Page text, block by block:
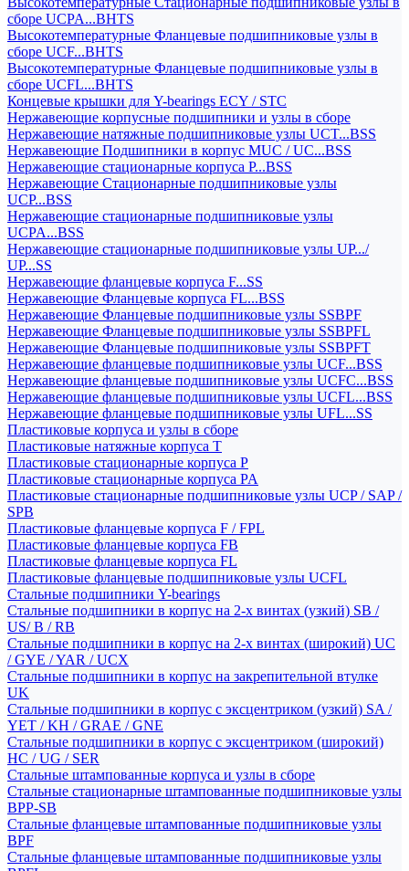
сборе UCPA...BHTS
Высокотемпературные Фланцевые подшипниковые узлы в
сборе UCF...BHTS
Высокотемпературные Фланцевые подшипниковые узлы в
сборе UCFL...BHTS
Концевые крышки для Y-bearings ECY / STC
Нержавеющие корпусные подшипники и узлы в сборе
Нержавеющие натяжные подшипниковые узлы UCT...BSS
Нержавеющие Подшипники в корпус MUC / UC...BSS
Нержавеющие стационарные корпуса P...BSS
Нержавеющие Стационарные подшипниковые узлы
UCP...BSS
Нержавеющие стационарные подшипниковые узлы
UCPA...BSS
Нержавеющие стационарные подшипниковые узлы UP.../
UP...SS
Нержавеющие фланцевые корпуса F...SS
Нержавеющие Фланцевые корпуса FL...BSS
Нержавеющие Фланцевые подшипниковые узлы SSBPF
Нержавеющие Фланцевые подшипниковые узлы SSBPFL
Нержавеющие Фланцевые подшипниковые узлы SSBPFT
Нержавеющие фланцевые подшипниковые узлы UCF...BSS
Нержавеющие фланцевые подшипниковые узлы UCFC...BSS
Нержавеющие фланцевые подшипниковые узлы UCFL...BSS
Нержавеющие фланцевые подшипниковые узлы UFL...SS
Пластиковые корпуса и узлы в сборе
Пластиковые натяжные корпуса T
Пластиковые стационарные корпуса P
Пластиковые стационарные корпуса PA
Пластиковые стационарные подшипниковые узлы UCP / SAP /
SPB
Пластиковые фланцевые корпуса F / FPL
Пластиковые фланцевые корпуса FB
Пластиковые фланцевые корпуса FL
Пластиковые фланцевые подшипниковые узлы UCFL
Стальные подшипники Y-bearings
Стальные подшипники в корпус на 2-х винтах (узкий) SB /
US/ B / RB
Стальные подшипники в корпус на 2-х винтах (широкий) UC
/ GYE / YAR / UCX
Стальные подшипники в корпус на закрепительной втулке
UK
Стальные подшипники в корпус с эксцентриком (узкий) SA /
YET / KH / GRAE / GNE
Стальные подшипники в корпус с эксцентриком (широкий)
HC / UG / SER
Стальные штампованные корпуса и узлы в сборе
Стальные стационарные штампованные подшипниковые узлы
BPP-SB
Стальные фланцевые штампованные подшипниковые узлы
BPF
Стальные фланцевые штампованные подшипниковые узлы